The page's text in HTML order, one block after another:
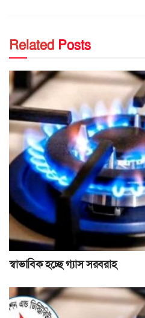
Related Posts
স্বাভাবিক হচ্ছে গ্যাস সরবরাহ